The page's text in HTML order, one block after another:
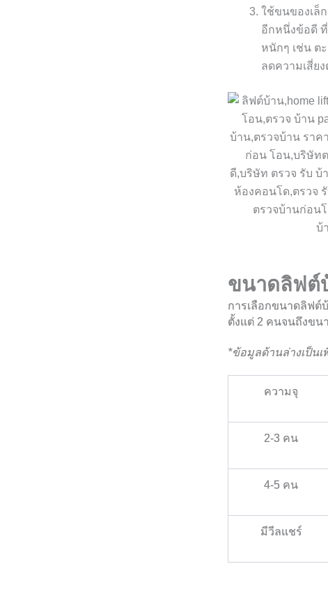
ใช้ขนของเล็
อีกหนึ่งข้อดี
หนักๆ เช่น ต
ลดความเสี่ย
ขนาดลิฟต์
การเลือกขนาดลิฟต์
ตั้งแต่ 2 คนจนถึงขน
*ข้อมูลด้านล่างเป็นเ
ความจุ
2-3 คน
4-5 คน
มีวีลแชร์